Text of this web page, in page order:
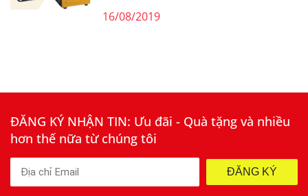
16/08/2019
ĐĂNG KÝ NHẬN TIN: Ưu đãi - Quà tặng và nhiều
hơn thế nữa từ chúng tôi
ĐĂNG KÝ